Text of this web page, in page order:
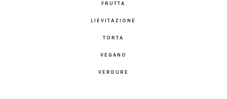
FRUTTA
LIEVITAZIONE
TORTA
VEGANO
VERDURE